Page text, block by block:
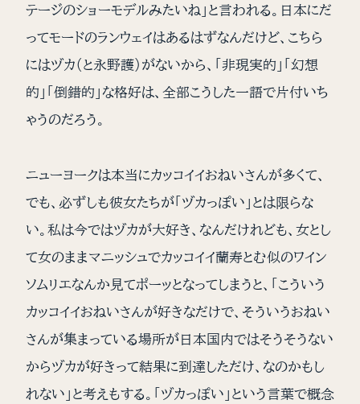
テージのショーモデルみたいね」と言われる。日本にだ
ってモードのランウェイはあるはずなんだけど、こちら
にはヅカ（と永野護）がないから、「非現実的」「幻想
的」「倒錯的」な格好は、全部こうした一語で片付いち
ゃうのだろう。
ニューヨークは本当にカッコイイおねいさんが多くて、
でも、必ずしも彼女たちが「ヅカっぽい」とは限らな
い。私は今ではヅカが大好き、なんだけれども、女とし
て女のままマニッシュでカッコイイ蘭寿とむ似のワイン
ソムリエなんか見てポーッとなってしまうと、「こういう
カッコイイおねいさんが好きなだけで、そういうおねい
さんが集まっている場所が日本国内ではそうそうない
からヅカが好きって結果に到達しただけ、なのかもし
れない」と考えもする。「ヅカっぽい」という言葉で概念